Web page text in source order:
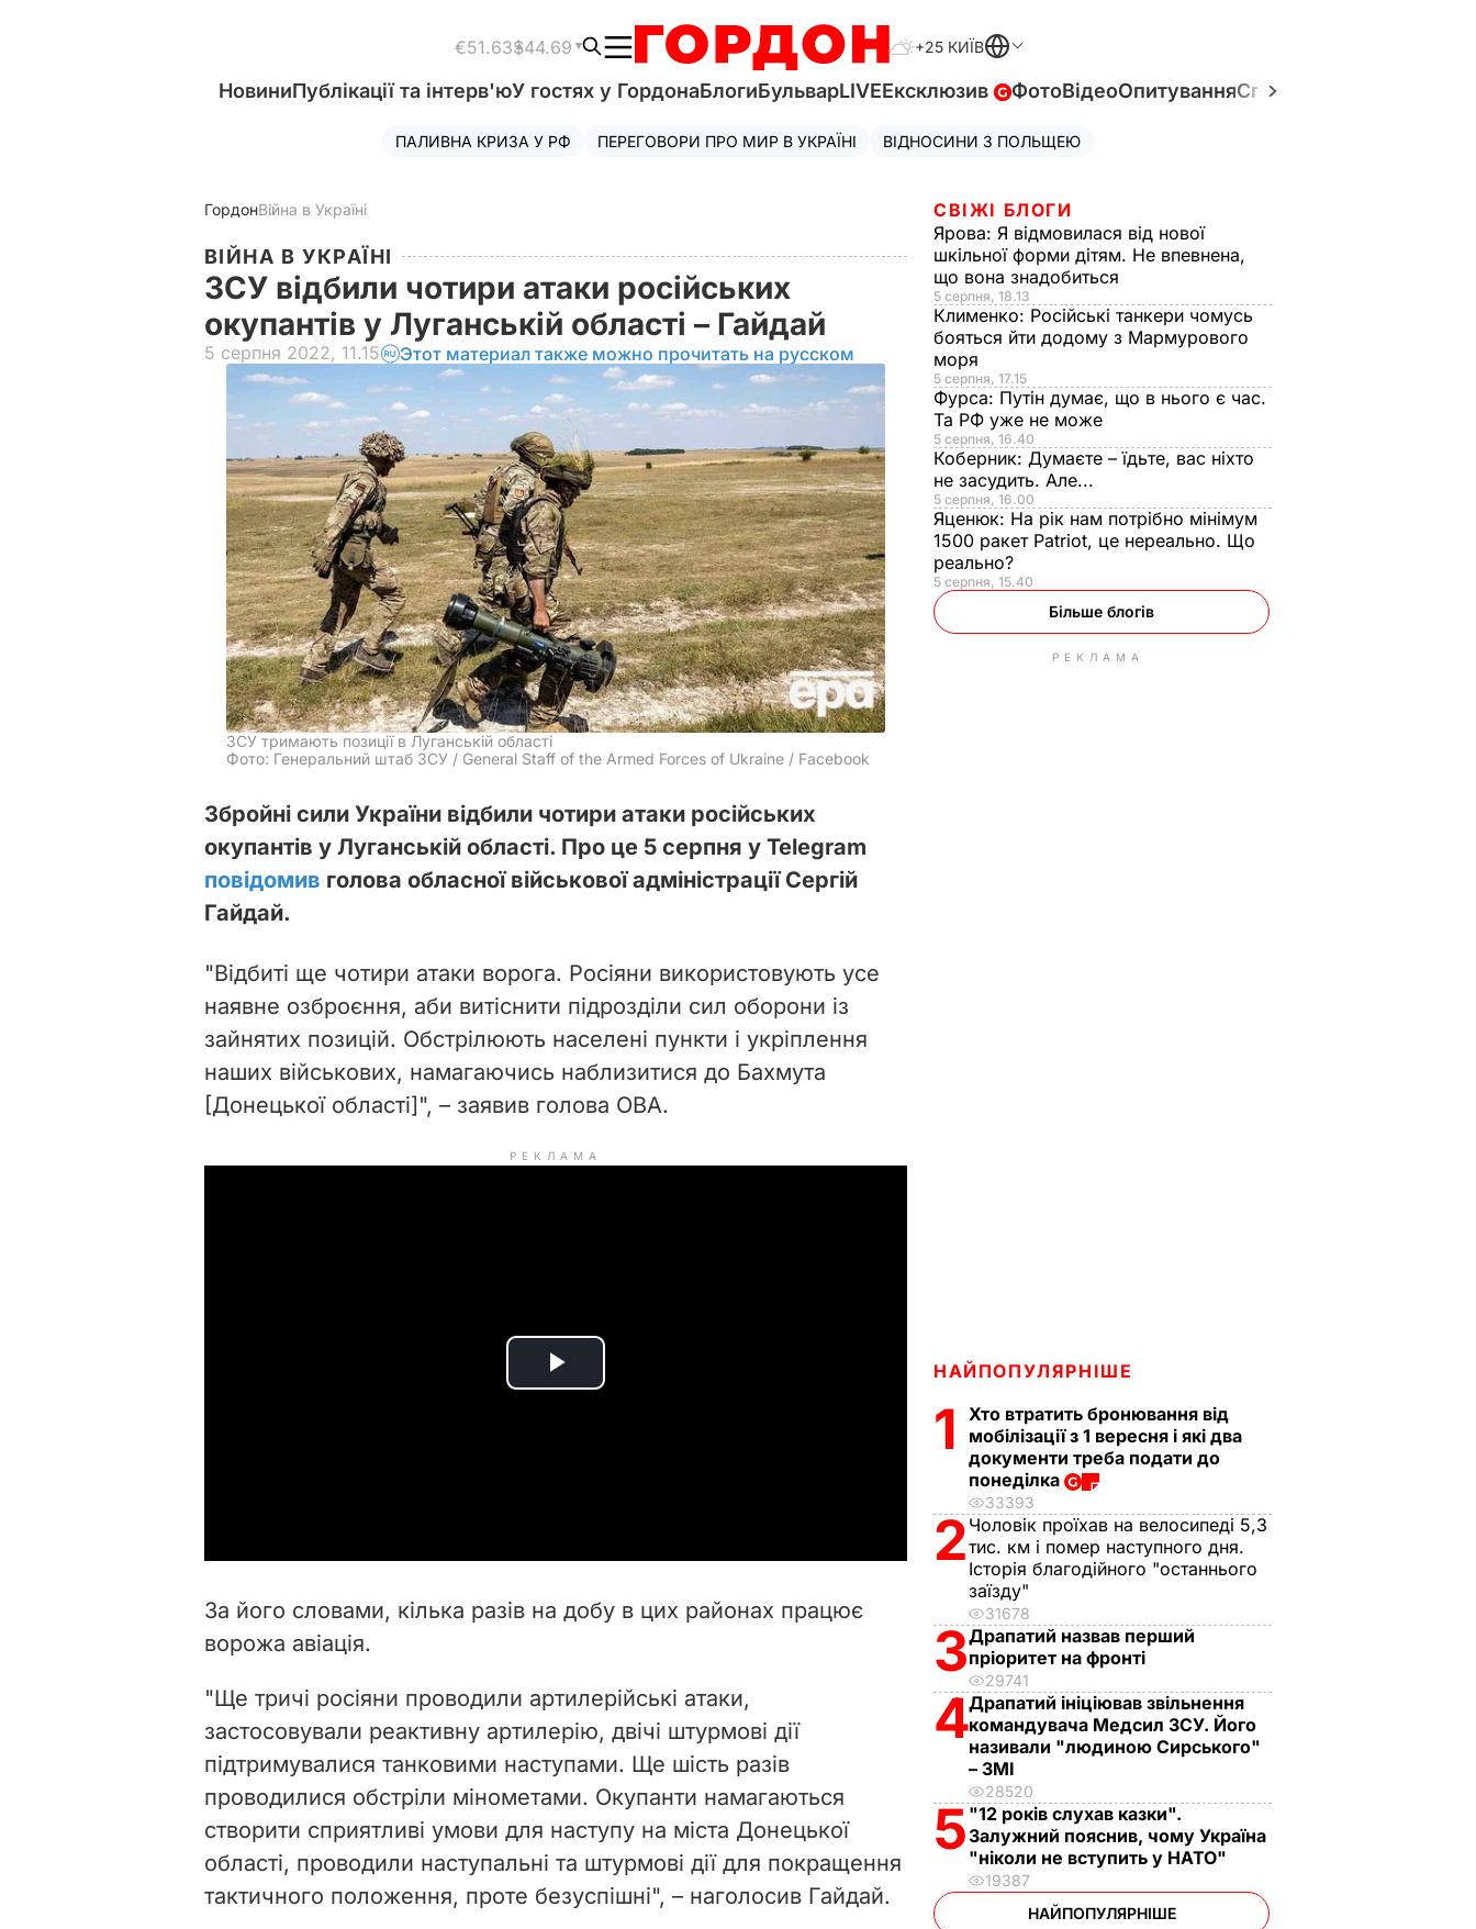
€51.63$44.69 +25 КИЇВ
НовиниПублікації та інтерв'юУ гостях у ГордонаБлогиБульварLIVEЕксклюзив ФотоВідеоОпитуванняСпецпроєкти
ПАЛИВНА КРИЗА У РФ ПЕРЕГОВОРИ ПРО МИР В УКРАЇНІ ВІДНОСИНИ З ПОЛЬЩЕЮ
ГордонВійна в Україні
ВІЙНА В УКРАЇНІ
ЗСУ відбили чотири атаки російських
окупантів у Луганській області – Гайдай
5 серпня 2022, 11.15 Этот материал также можно прочитать на русском
ЗСУ тримають позиції в Луганській області
Фото: Генеральний штаб ЗСУ / General Staff of the Armed Forces of Ukraine / Facebook
Збройні сили України відбили чотири атаки російських
окупантів у Луганській області. Про це 5 серпня у Telegram
повідомив голова обласної військової адміністрації Сергій
Гайдай.
"Відбиті ще чотири атаки ворога. Росіяни використовують усе
наявне озброєння, аби витіснити підрозділи сил оборони із
зайнятих позицій. Обстрілюють населені пункти і укріплення
наших військових, намагаючись наблизитися до Бахмута
[Донецької області]", – заявив голова ОВА.
РЕКЛАМА
P
d
e
o
За його словами, кілька разів на добу в цих районах працює
ворожа авіація.
"Ще тричі росіяни проводили артилерійські атаки,
застосовували реактивну артилерію, двічі штурмові дії
підтримувалися танковими наступами. Ще шість разів
проводилися обстріли мінометами. Окупанти намагаються
створити сприятливі умови для наступу на міста Донецької
області, проводили наступальні та штурмові дії для покращення
тактичного положення, проте безуспішні", – наголосив Гайдай.
СВІЖІ БЛОГИ
Ярова: Я відмовилася від нової
шкільної форми дітям. Не впевнена,
що вона знадобиться
5 серпня, 18.13
Клименко: Російські танкери чомусь
бояться йти додому з Мармурового
моря
5 серпня, 17.15
Фурса: Путін думає, що в нього є час.
Та РФ уже не може
5 серпня, 16.40
Коберник: Думаєте – їдьте, вас ніхто
не засудить. Але...
5 серпня, 16.00
Яценюк: На рік нам потрібно мінімум
1500 ракет Patriot, це нереально. Що
реально?
5 серпня, 15.40
Більше блогів
РЕКЛАМА
НАЙПОПУЛЯРНІШЕ
1
Хто втратить бронювання від
мобілізації з 1 вересня і які два
документи треба подати до
понеділка
33393
2 Чоловік проїхав на велосипеді 5,3
тис. км і помер наступного дня.
Історія благодійного "останнього
заїзду"
31678
3Драпатий назвав перший
пріоритет на фронті
29741
4Драпатий ініціював звільнення
командувача Медсил ЗСУ. Його
називали "людиною Сирського"
– ЗМІ
28520
5 "12 років слухав казки".
Залужний пояснив, чому Україна
"ніколи не вступить у НАТО"
19387
НАЙПОПУЛЯРНІШЕ